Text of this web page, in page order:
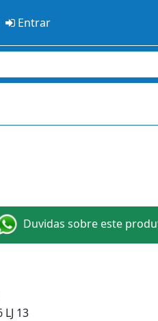
Entrar
Duvidas sobre este
LJ 13